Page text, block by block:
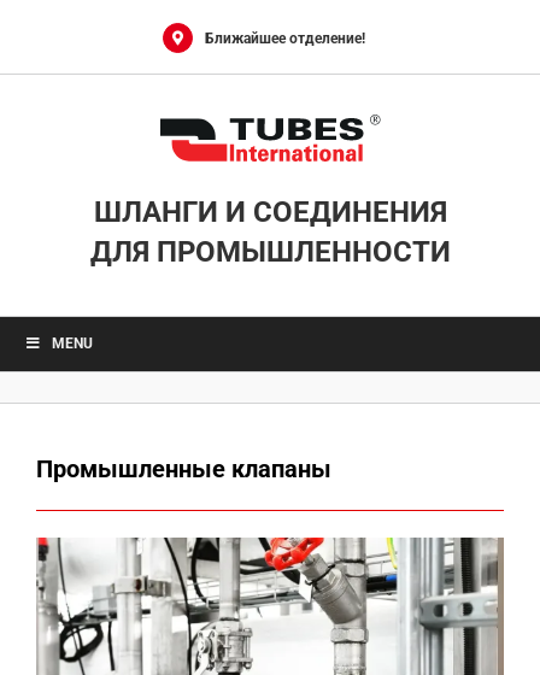
Ближайшее отделение!
ШЛАНГИ И СОЕДИНЕНИЯ
ДЛЯ ПРОМЫШЛЕННОСТИ
MENU
Промышленные клапаны